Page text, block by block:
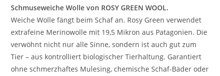
Schmuseweiche Wolle von ROSY GREEN WOOL.
Weiche Wolle fängt beim Schaf an. Rosy Green verwendet
extrafeine Merinowolle mit 19,5 Mikron aus Patagonien. Die
verwöhnt nicht nur alle Sinne, sondern ist auch gut zum
Tier – aus kontrolliert biologischer Tierhaltung. Garantiert
ohne schmerzhaftes Mulesing, chemische Schaf-Bäder oder